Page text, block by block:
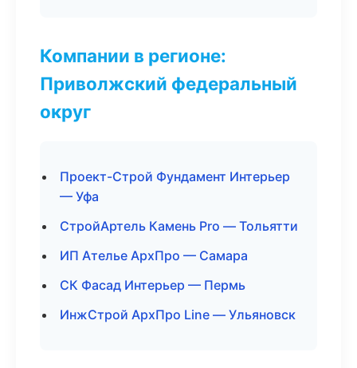
Компании в регионе:
Приволжский федеральный
округ
Проект-Строй Фундамент Интерьер
— Уфа
СтройАртель Камень Pro — Тольятти
ИП Ателье АрхПро — Самара
СК Фасад Интерьер — Пермь
ИнжСтрой АрхПро Line — Ульяновск